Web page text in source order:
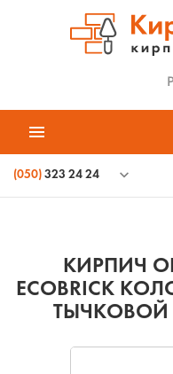
(050) 323 24 24
КИРПИЧ
ECOBRICK
ТЫЧКОВОЙ